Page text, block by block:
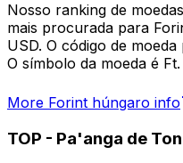
Nosso ranking de
mais procurada para
USD. O código de
O símbolo da moeda é Ft.
More Forint húngaro info
TOP - Pa'anga de